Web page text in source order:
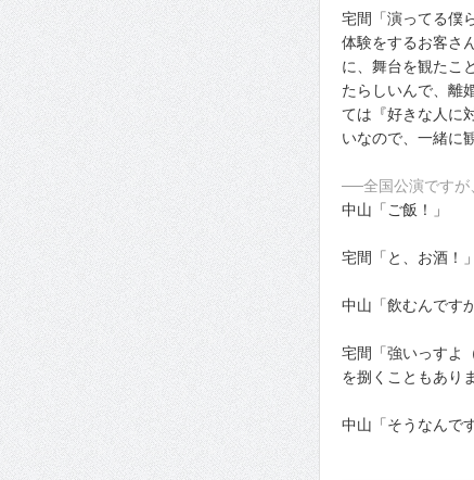
宅間「演ってる僕
体験をするお客さ
に、舞台を観たこ
たらしいんで、離
ては『好きな人に
いなので、一緒に
──全国公演ですが
中山「ご飯！」
宅間「と、お酒！」
中山「飲むんです
宅間「強いっすよ
を捌くこともあり
中山「そうなんで